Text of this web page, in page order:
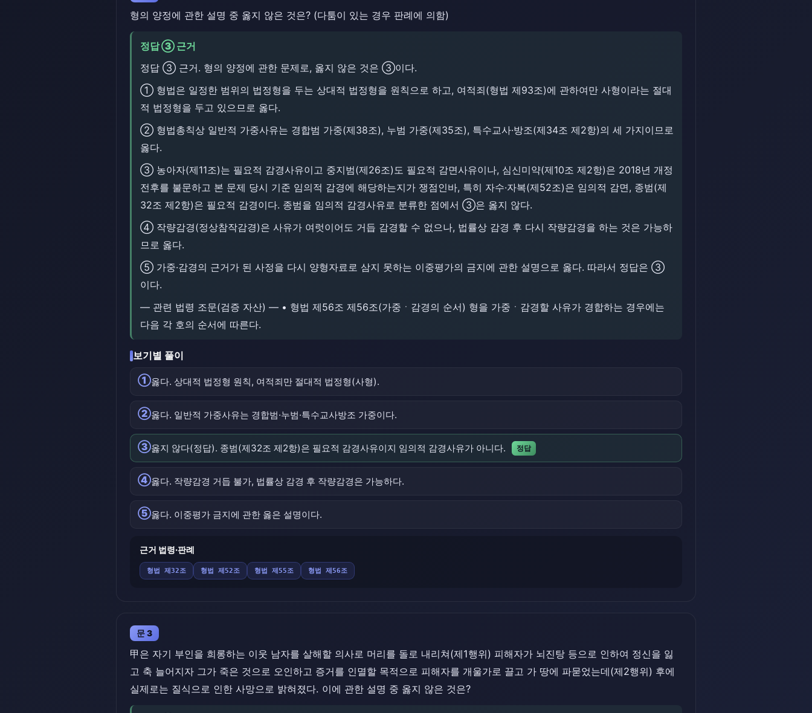
형의 양정에 관한 설명 중 옳지 않은 것은? (다툼이 있는 경우 판례에 의함)
정답 ③ 근거
정답 ③ 근거. 형의 양정에 관한 문제로, 옳지 않은 것은 ③이다.
① 형법은 일정한 범위의 법정형을 두는 상대적 법정형을 원칙으로 하고, 여적죄(형법 제93조)에 관하여만 사형이라는 절대
적 법정형을 두고 있으므로 옳다.
② 형법총칙상 일반적 가중사유는 경합범 가중(제38조), 누범 가중(제35조), 특수교사·방조(제34조 제2항)의 세 가지이므로
옳다.
③ 농아자(제11조)는 필요적 감경사유이고 중지범(제26조)도 필요적 감면사유이나, 심신미약(제10조 제2항)은 2018년 개정
전후를 불문하고 본 문제 당시 기준 임의적 감경에 해당하는지가 쟁점인바, 특히 자수·자복(제52조)은 임의적 감면, 종범(제
32조 제2항)은 필요적 감경이다. 종범을 임의적 감경사유로 분류한 점에서 ③은 옳지 않다.
④ 작량감경(정상참작감경)은 사유가 여럿이어도 거듭 감경할 수 없으나, 법률상 감경 후 다시 작량감경을 하는 것은 가능하
므로 옳다.
⑤ 가중·감경의 근거가 된 사정을 다시 양형자료로 삼지 못하는 이중평가의 금지에 관한 설명으로 옳다. 따라서 정답은 ③
이다.
― 관련 법령 조문(검증 자산) ― • 형법 제56조 제56조(가중ㆍ감경의 순서) 형을 가중ㆍ감경할 사유가 경합하는 경우에는
다음 각 호의 순서에 따른다.
보기별 풀이
①옳다. 상대적 법정형 원칙, 여적죄만 절대적 법정형(사형).
②옳다. 일반적 가중사유는 경합범·누범·특수교사방조 가중이다.
③옳지 않다(정답). 종범(제32조 제2항)은 필요적 감경사유이지 임의적 감경사유가 아니다. 정답
④옳다. 작량감경 거듭 불가, 법률상 감경 후 작량감경은 가능하다.
⑤옳다. 이중평가 금지에 관한 옳은 설명이다.
근거 법령·판례
형법 제32조 형법 제52조 형법 제55조 형법 제56조
문 3
甲은 자기 부인을 희롱하는 이웃 남자를 살해할 의사로 머리를 돌로 내리쳐(제1행위) 피해자가 뇌진탕 등으로 인하여 정신을 잃
고 축 늘어지자 그가 죽은 것으로 오인하고 증거를 인멸할 목적으로 피해자를 개울가로 끌고 가 땅에 파묻었는데(제2행위) 후에
실제로는 질식으로 인한 사망으로 밝혀졌다. 이에 관한 설명 중 옳지 않은 것은?